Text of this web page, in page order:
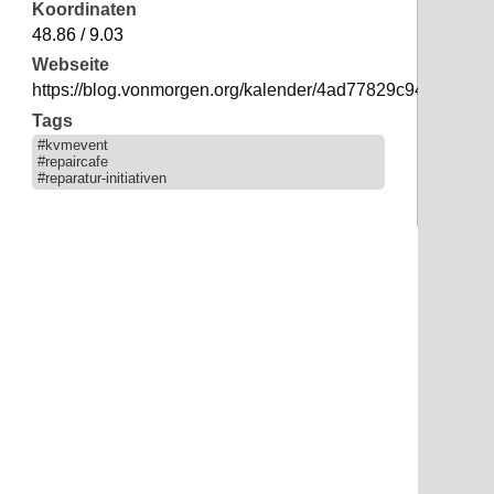
Koordinaten
48.86 / 9.03
Webseite
https://blog.vonmorgen.org/kalender/
Tags
#kvmevent
#repaircafe
#reparatur-initiativen